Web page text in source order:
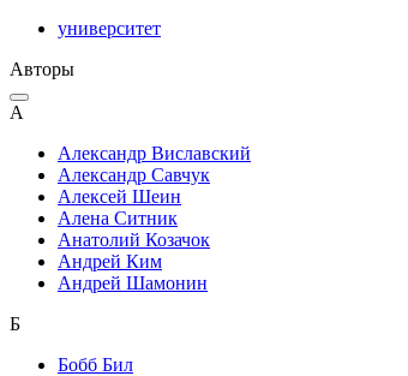
университет
Авторы
А
Александр Виславский
Александр Савчук
Алексей Шеин
Алена Ситник
Анатолий Козачок
Андрей Ким
Андрей Шамонин
Б
Бобб Бил